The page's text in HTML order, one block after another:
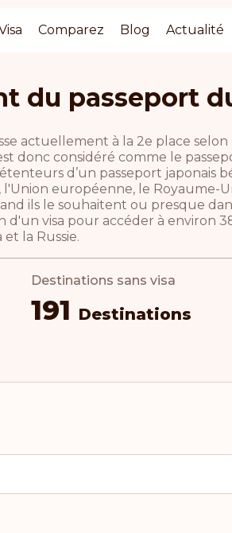
Comparez Blog Actualité
du passeport
actuellement à la 2e place
est donc considéré comme le
d’un passeport japonais
l'Union européenne, le Royaume-
ils le souhaitent ou presque
d'un visa pour accéder à environ
la Russie.
Destinations sans visa
191 Destinations